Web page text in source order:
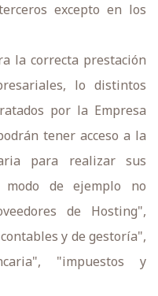
excepto en los
la correcta prestación
lo distintos
por la Empresa
tener acceso a la
para realizar sus
de ejemplo no
de Hosting",
y de gestoría",
"impuestos y